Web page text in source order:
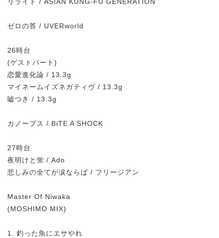
ゼロの答 / UVERworld
26時台
(ゲストパート)
恋愛進化論 / 13.3g
マイネームイズネガティヴ / 13.3g
嘘つき / 13.3g
カノープス / BiTE A SHOCK
27時台
夜明けと蛍 / Ado
悲しみの全てが涙ならば / フリージアン
Master Of Niwaka
(MOSHIMO MIX)
1. 釣った魚にエサやれ